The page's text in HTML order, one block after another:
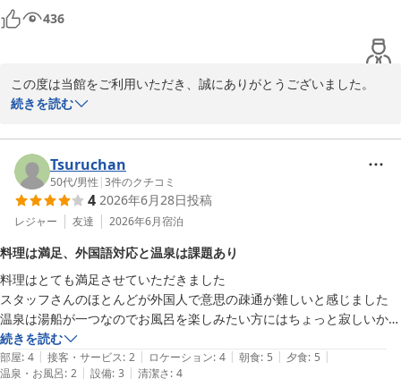
436
この度は当館をご利用いただき、誠にありがとうございました。
読いたしました。
また、スタッフへの温かいお言葉をいただき、誠にありがとうござ
います。当館には海外出身のスタッフも多く在籍しておりますが、
お客様に心地よくお過ごしいただけるよう、おもてなしの心を大切
「また行きます！」との嬉しいお言葉を励みに、これからも皆様に
快適で思い出に残るご滞在をご提供できるよう努めてまいります。
またお会いできます日を、スタッフ一同心よりお待ち申し上げてお
ります。
続きを読む
Tsuruchan
50代/男性 |3件のクチコミ
4 2026年6月28日投稿
レジャー 友達 2026年6月宿泊
料理は満足、外国語対応と温泉は課題あり
料理はとても満足させていただきました
スタッフさんのほとんどが外国人で意思の疎通が難しいと感じました
温泉は湯船が一つなのでお風呂を楽しみたい方にはちょっと寂しいかと
思います
お風呂のラウンジにはセルフのビールやソフトドリンクがありこれは有
り難いですね
続きを読む
部屋: 4 | 接客・サービス: 2 | ロケーション: 4 | 朝食: 5 | 夕食: 5 |
温泉・お風呂: 2 | 設備: 3 | 清潔さ: 4